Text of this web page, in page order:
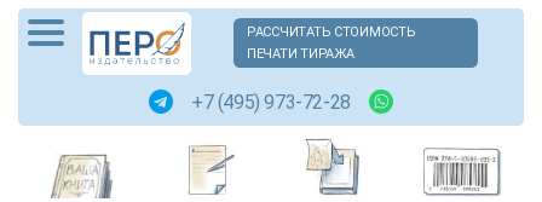
РАССЧИТАТЬ СТОИМОСТЬ
ПЕЧАТИ ТИРАЖА
+7 (495) 973-72-28